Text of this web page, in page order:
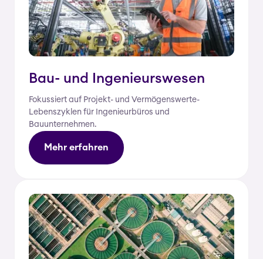
Bau- und Ingenieurswesen
Fokussiert auf Projekt- und Vermögenswerte-
Lebenszyklen für Ingenieurbüros und
Bauunternehmen.
Mehr erfahren